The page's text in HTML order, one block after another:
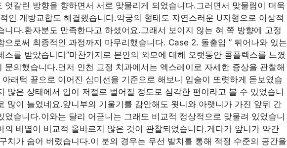
엇갈린 방향을 향하면서 서로 맞물리게 되었습니다.그러면서 맞물림이 더욱
인 개방교합도 해결했습니다.악궁의 형태도 자연스러운 U자형으로 이상적
니다.환자분도 만족한다고 하셨어요.그래서 보이지 않는 혀 쪽 방향에 고정
으로써 최종적인 과정까지 마무리했습니다. Case 2. 돌출입 ” 튀어나와 있는
스를 받았습니다”마찬가지로 본인의 외모에 대해 오랫동안 콤플렉스를 느꼈
문의했습니다.먼저 인천 교정 치과에서는 엑스레이로 자세한 증상을 관찰해
래턱 끝으로 이어진 심미선을 기준으로 해보니 입술이 또렷하게 돋보였습
않은 상태에서 입이 저절로 벌어질 정도로 심각한 편이라고 볼 수 있었습니
많이 늘었네요.앞니부의 기울기를 감안해도 윗니와 아랫니가 가진 앞뒤 간
었습니다.이와는 달리 어금니는 그래도 비교적 정상적으로 맞물려 있었습니
의 배열이 비교적 올바르지 않은 것이 관찰되었습니다.게다가 앞니가 약간
치가 숨어 버렸습니다.이 분의 경우는 우선 발치를 통해 적정 수준의 공간을